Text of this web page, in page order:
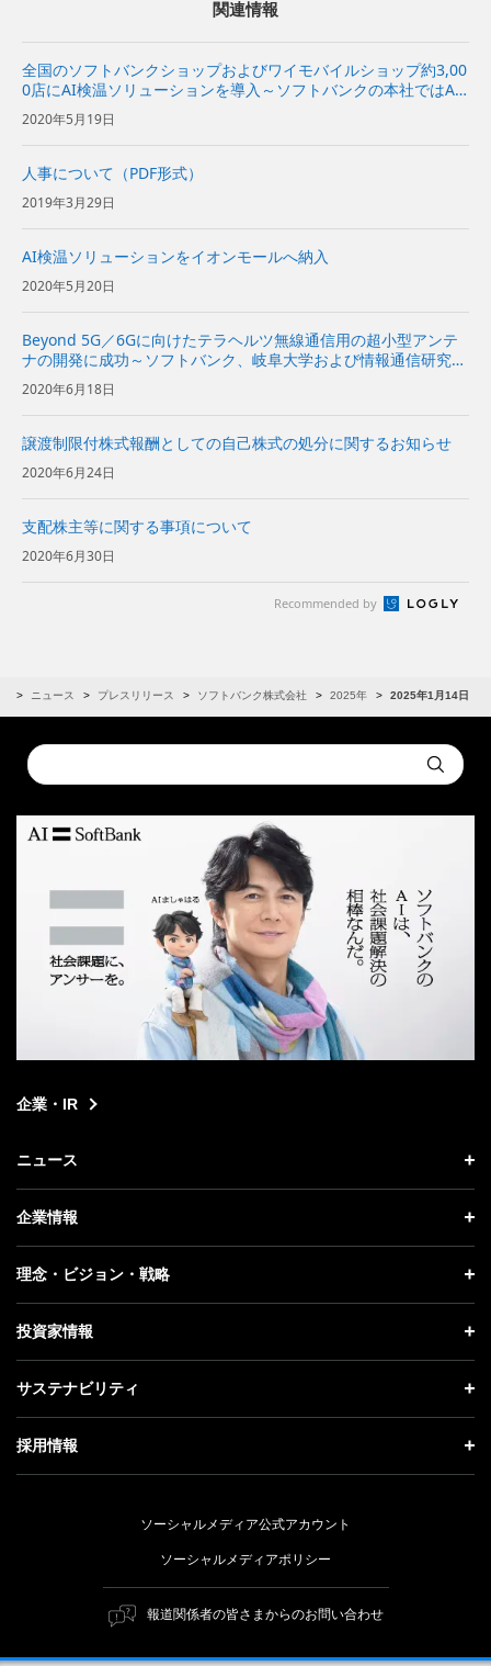
関連情報
全国のソフトバンクショップおよびワイモバイルショップ約3,00
0店にAI検温ソリューションを導入～ソフトバンクの本社ではAI
検温・顔認証を試験実施～
2020年5月19日
人事について（PDF形式）
2019年3月29日
AI検温ソリューションをイオンモールへ納入
2020年5月20日
Beyond 5G／6Gに向けたテラヘルツ無線通信用の超小型アンテ
ナの開発に成功～ソフトバンク、岐阜大学および情報通信研究機
構が、超高速無線通信などの実用化に向けて研究開発～
2020年6月18日
譲渡制限付株式報酬としての自己株式の処分に関するお知らせ
2020年6月24日
支配株主等に関する事項について
2020年6月30日
Recommended by
ニュース プレスリリース ソフトバンク株式会社 2025年 2025年1月14日
Conduct
a
Submit
企業・IR
ニュース
ニュース トップ
プレスリリース
更新情報
記者説明会
企業情報
企業情報 トップ
社長メッセージ
事業紹介
ガバナンス
理念・ビジョン・戦略
理念・ビジョン・戦略 トップ
成長戦略「Activate AI for Society」
人材戦略
投資家情報
投資家情報 トップ
経営方針
個人投資家の皆さまへ
株式と社債について
サステナビリティ
サステナビリティ トップ
トップメッセージ
ESG方針・体制
マテリアリティ（重要課題）
ESGの主な取り組み
採用情報
障がい者採用
ソーシャルメディア公式アカウント
ソーシャルメディアポリシー
報道関係者の皆さまからのお問い合わせ